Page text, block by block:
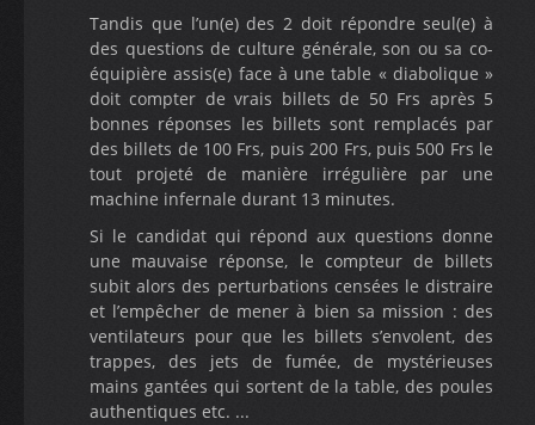
Tandis que l’un(e) des 2 doit répondre seul(e) à
des questions de culture générale, son ou sa co-
équipière assis(e) face à une table « diabolique »
doit compter de vrais billets de 50 Frs après 5
bonnes réponses les billets sont remplacés par
des billets de 100 Frs, puis 200 Frs, puis 500 Frs le
tout projeté de manière irrégulière par une
machine infernale durant 13 minutes.
Si le candidat qui répond aux questions donne
une mauvaise réponse, le compteur de billets
subit alors des perturbations censées le distraire
et l’empêcher de mener à bien sa mission : des
ventilateurs pour que les billets s’envolent, des
trappes, des jets de fumée, de mystérieuses
mains gantées qui sortent de la table, des poules
authentiques etc. ...